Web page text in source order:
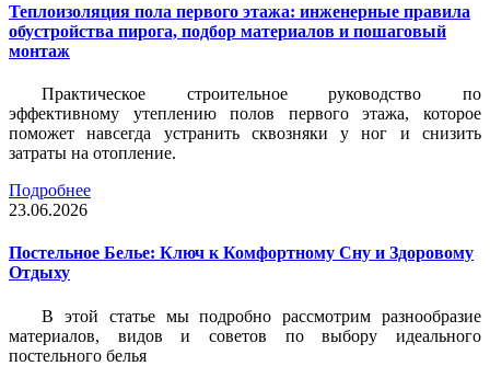
Теплоизоляция пола первого этажа: инженерные правила
обустройства пирога, подбор материалов и пошаговый
монтаж
Практическое строительное руководство по
эффективному утеплению полов первого этажа, которое
поможет навсегда устранить сквозняки у ног и снизить
затраты на отопление.
Подробнее
23.06.2026
Постельное Белье: Ключ к Комфортному Сну и Здоровому
Отдыху
В этой статье мы подробно рассмотрим разнообразие
материалов, видов и советов по выбору идеального
постельного белья